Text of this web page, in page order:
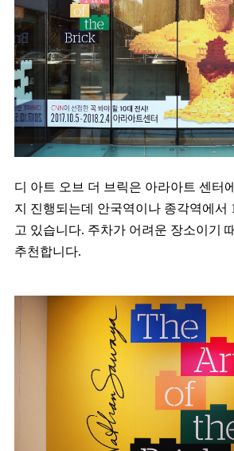
디 아트 오브 더 브릭은 아라아트 센터
지 진행되는데 안국역이나 종각역에서
고 있습니다. 주차가 어려운 장소이기
추천합니다.